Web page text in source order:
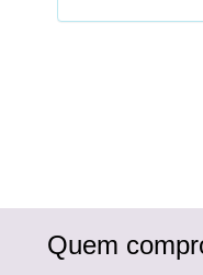
Quem